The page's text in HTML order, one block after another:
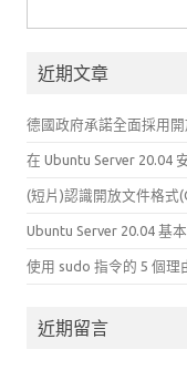
尋
鍵近期文章
德國政府承諾全面採用
在 Ubuntu Server 20.04
(短片)認識開放文件格式
Ubuntu Server 20.04 基
使用 sudo 指令的 5 個理
近期留言